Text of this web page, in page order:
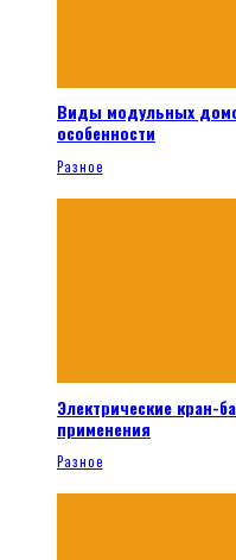
Виды модульных
особенности
Разное
Электрические кран-
применения
Разное